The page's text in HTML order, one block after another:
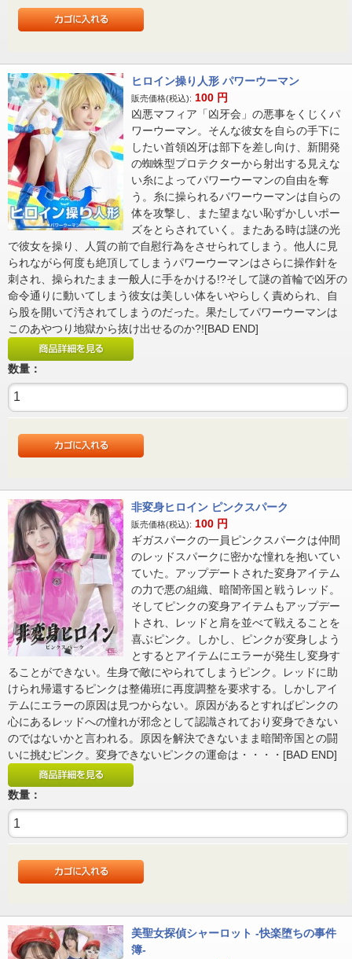
ヒロイン操り人形 パワーウーマン
販売価格(税込): 100 円
凶悪マフィア「凶牙会」の悪事をくじくパ
ワーウーマン。そんな彼女を自らの手下に
したい首領凶牙は部下を差し向け、新開発
の蜘蛛型プロテクターから射出する見えな
い糸によってパワーウーマンの自由を奪
う。糸に操られるパワーウーマンは自らの
体を攻撃し、また望まない恥ずかしいポー
ズをとらされていく。またある時は謎の光
で彼女を操り、人質の前で自慰行為をさせられてしまう。他人に見
られながら何度も絶頂してしまうパワーウーマンはさらに操作針を
刺され、操られたまま一般人に手をかける!?そして謎の首輪で凶牙の
命令通りに動いてしまう彼女は美しい体をいやらしく責められ、自
ら股を開いて汚されてしまうのだった。果たしてパワーウーマンは
このあやつり地獄から抜け出せるのか?![BAD END]
数量：
非変身ヒロイン ピンクスパーク
販売価格(税込): 100 円
ギガスパークの一員ピンクスパークは仲間
のレッドスパークに密かな憧れを抱いてい
ていた。アップデートされた変身アイテム
の力で悪の組織、暗闇帝国と戦うレッド。
そしてピンクの変身アイテムもアップデー
トされ、レッドと肩を並べて戦えることを
喜ぶピンク。しかし、ピンクが変身しよう
とするとアイテムにエラーが発生し変身す
ることができない。生身で敵にやられてしまうピンク。レッドに助
けられ帰還するピンクは整備班に再度調整を要求する。しかしアイ
テムにエラーの原因は見つからない。原因があるとすればピンクの
心にあるレッドへの憧れが邪念として認識されており変身できない
のではないかと言われる。原因を解決できないまま暗闇帝国との闘
いに挑むピンク。変身できないピンクの運命は・・・・[BAD END]
数量：
美聖女探偵シャーロット -快楽堕ちの事件
簿-